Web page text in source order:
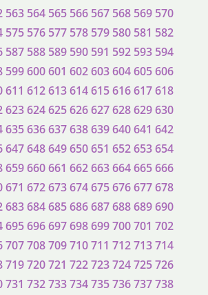
563 564 565 566 567 568 569 570
575 576 577 578 579 580 581 582
587 588 589 590 591 592 593 594
599600601 602603604605606
611 612613614615616617618
623624625626627628629630
635636637638639640641 642
647648649650651 652653654
659660661 662663664665666
671 672673674675676677678
683684685686687688689690
695696697698699700701 702
707708709710711 712713714
719720721 722723724725726
731 732733734735736737738